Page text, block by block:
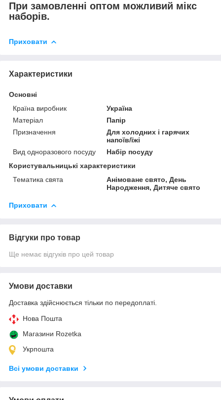
При замовленні оптом можливий мікс
наборів.
Приховати
Характеристики
Основні
Країна виробник
Україна
Матеріал
Папір
Призначення
Для холодних і гарячих
напоїв/їжі
Вид одноразового посуду
Набір посуду
Користувальницькі характеристики
Тематика свята
Анімоване свято, День
Народження, Дитяче свято
Приховати
Відгуки про товар
Ще немає відгуків про цей товар
Умови доставки
Доставка здійснюється тільки по передоплаті.
Нова Пошта
Магазини Rozetka
Укрпошта
Всі умови доставки